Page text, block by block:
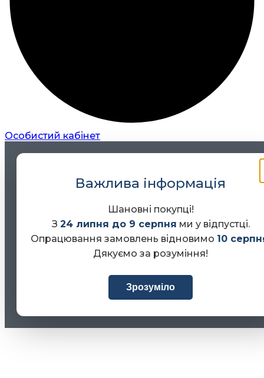
Особистий кабінет
Важлива інформація
Шановні покупці!
З 24 липня до 9 серпня ми у відпустці.
Опрацювання замовлень відновимо 10
Дякуємо за розуміння!
Зрозуміло